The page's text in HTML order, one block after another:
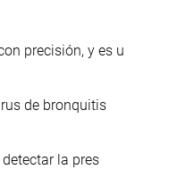
precisión, y es u
de bronquitis
la pres